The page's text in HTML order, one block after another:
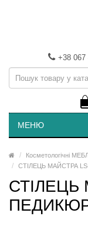
+38 067
МЕНЮ
Косметологічні
СТІЛЕЦЬ МАЙСТРА
СТІЛЕЦЬ